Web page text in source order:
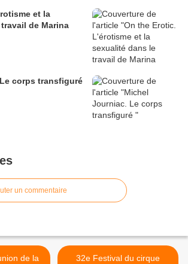
et la
de Marina
corps transfiguré
un commentaire
32e Festival du cirque